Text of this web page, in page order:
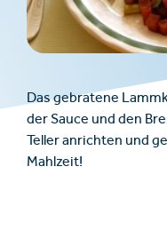
Das gebratene
der Sauce und den
Teller anrichten und
Mahlzeit!